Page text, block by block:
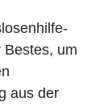
Bestes, um
aus der